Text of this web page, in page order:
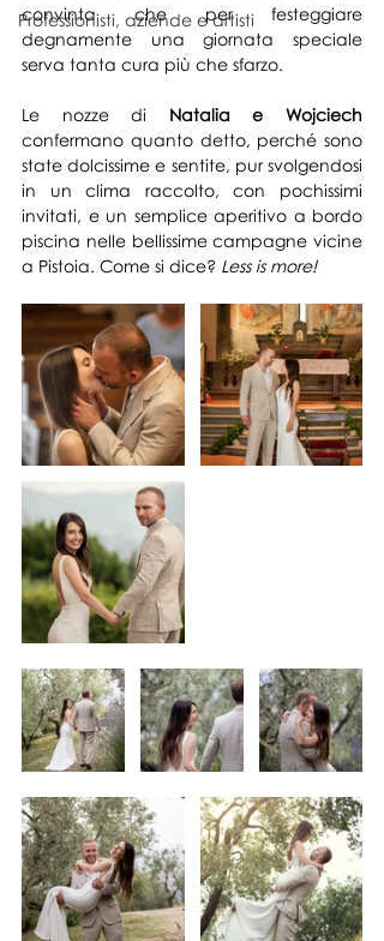
Professionisti, aziende e artisti
convinta che per festeggiare
degnamente una giornata speciale
serva tanta cura più che sfarzo.
Le nozze di Natalia e Wojciech
confermano quanto detto, perché sono
state dolcissime e sentite, pur svolgendosi
in un clima raccolto, con pochissimi
invitati, e un semplice aperitivo a bordo
piscina nelle bellissime campagne vicine
a Pistoia. Come si dice? Less is more!